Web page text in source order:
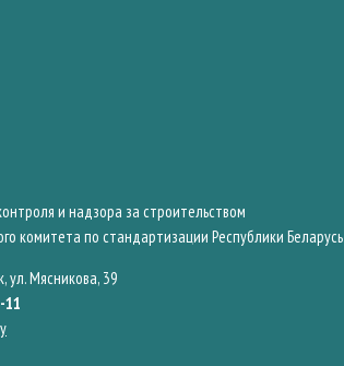
и надзора за строительством
комитета по стандартизации Республики Беларусь
ул. Мясникова, 39
11